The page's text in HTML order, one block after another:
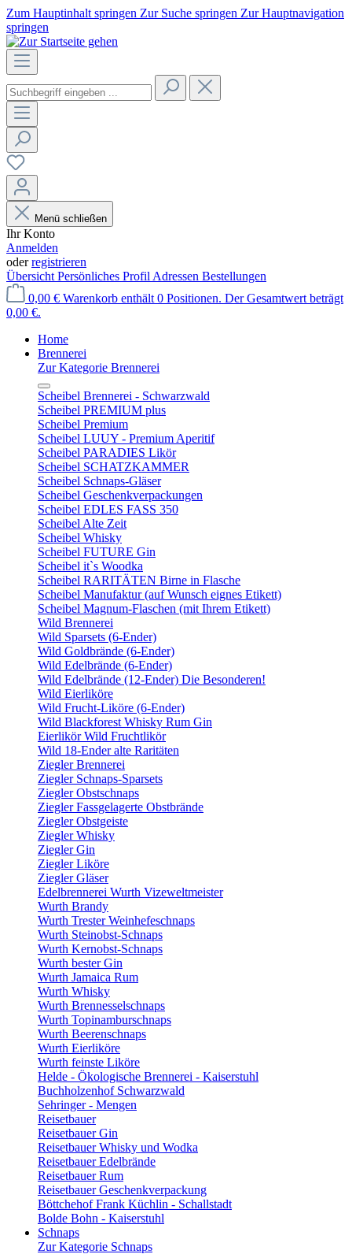
Zum Hauptinhalt springen Zur Suche springen Zur Hauptnavigation
springen
Menü schließen
Ihr Konto
Anmelden
oderregistrieren
Übersicht Persönliches Profil Adressen Bestellungen
0,00 € Warenkorb enthält 0 Positionen. Der Gesamtwert beträgt
0,00 €.
Home
Brennerei
Zur Kategorie Brennerei
Scheibel Brennerei - Schwarzwald
Scheibel PREMIUM plus
Scheibel Premium
Scheibel LUUY - Premium Aperitif
Scheibel PARADIES Likör
Scheibel SCHATZKAMMER
Scheibel Schnaps-Gläser
Scheibel Geschenkverpackungen
Scheibel EDLES FASS 350
Scheibel Alte Zeit
Scheibel Whisky
Scheibel FUTURE Gin
Scheibel it`s Woodka
Scheibel RARITÄTEN Birne in Flasche
Scheibel Manufaktur (auf Wunsch eignes Etikett)
Scheibel Magnum-Flaschen (mit Ihrem Etikett)
Wild Brennerei
Wild Sparsets (6-Ender)
Wild Goldbrände (6-Ender)
Wild Edelbrände (6-Ender)
Wild Edelbrände (12-Ender) Die Besonderen!
Wild Eierliköre
Wild Frucht-Liköre (6-Ender)
Wild Blackforest Whisky Rum Gin
Eierlikör Wild Fruchtlikör
Wild 18-Ender alte Raritäten
Ziegler Brennerei
Ziegler Schnaps-Sparsets
Ziegler Obstschnaps
Ziegler Fassgelagerte Obstbrände
Ziegler Obstgeiste
Ziegler Whisky
Ziegler Gin
Ziegler Liköre
Ziegler Gläser
Edelbrennerei Wurth Vizeweltmeister
Wurth Brandy
Wurth Trester Weinhefeschnaps
Wurth Steinobst-Schnaps
Wurth Kernobst-Schnaps
Wurth bester Gin
Wurth Jamaica Rum
Wurth Whisky
Wurth Brennesselschnaps
Wurth Topinamburschnaps
Wurth Beerenschnaps
Wurth Eierliköre
Wurth feinste Liköre
Helde - Ökologische Brennerei - Kaiserstuhl
Buchholzenhof Schwarzwald
Sehringer - Mengen
Reisetbauer
Reisetbauer Gin
Reisetbauer Whisky und Wodka
Reisetbauer Edelbrände
Reisetbauer Rum
Reisetbauer Geschenkverpackung
Böttchehof Frank Küchlin - Schallstadt
Bolde Bohn - Kaiserstuhl
Schnaps
Zur Kategorie Schnaps